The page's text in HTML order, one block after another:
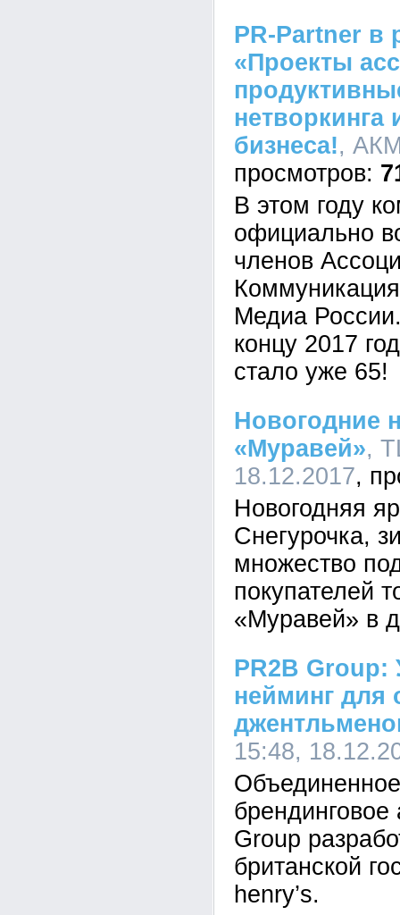
PR-Partner в
«Проекты
нетворкинга
бизнеса!,
В этом году
официально
членов
Медиа
концу 2017
стало уже 65!
Новогодние
«Муравей»,
18.12.2017
Новогодняя
Снегурочка,
множество
покупателей
«Муравей» в
PR2B
нейминг для
15:48,
брендинговое
Group
британской
henry’s.